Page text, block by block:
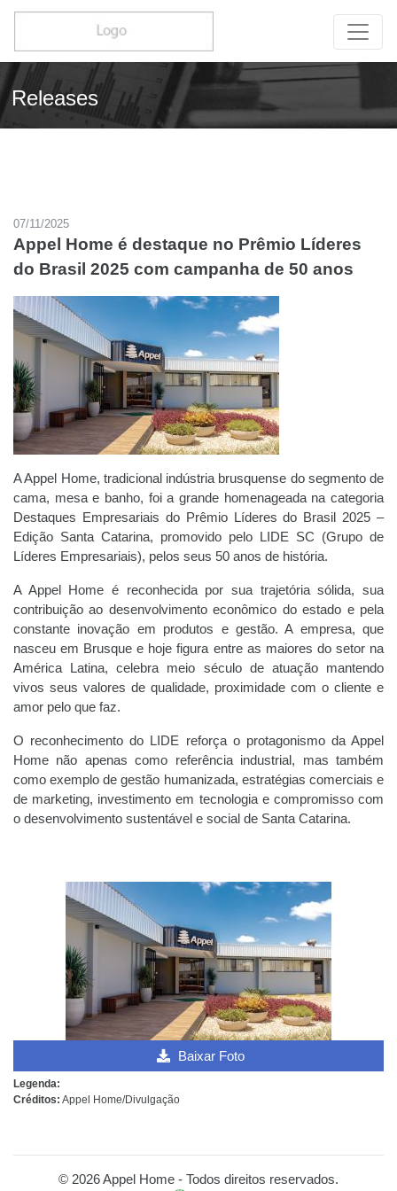
Releases
07/11/2025
Appel Home é destaque no Prêmio Líderes
do Brasil 2025 com campanha de 50 anos
A Appel Home, tradicional indústria brusquense do segmento de
cama, mesa e banho, foi a grande homenageada na categoria
Destaques Empresariais do Prêmio Líderes do Brasil 2025 –
Edição Santa Catarina, promovido pelo LIDE SC (Grupo de
Líderes Empresariais), pelos seus 50 anos de história.
A Appel Home é reconhecida por sua trajetória sólida, sua
contribuição ao desenvolvimento econômico do estado e pela
constante inovação em produtos e gestão. A empresa, que
nasceu em Brusque e hoje figura entre as maiores do setor na
América Latina, celebra meio século de atuação mantendo
vivos seus valores de qualidade, proximidade com o cliente e
amor pelo que faz.
O reconhecimento do LIDE reforça o protagonismo da Appel
Home não apenas como referência industrial, mas também
como exemplo de gestão humanizada, estratégias comerciais e
de marketing, investimento em tecnologia e compromisso com
o desenvolvimento sustentável e social de Santa Catarina.
Baixar Foto
Legenda:
Créditos: Appel Home/Divulgação
© 2026 Appel Home - Todos direitos reservados.